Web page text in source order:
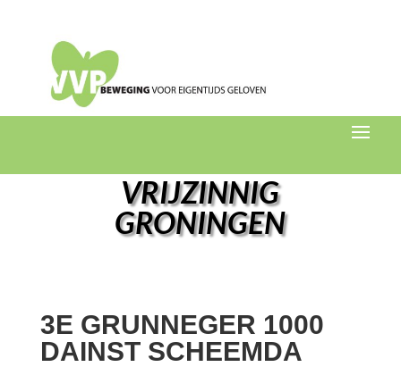
VRIJZINNIG
GRONINGEN
3E GRUNNEGER 1000
DAINST SCHEEMDA